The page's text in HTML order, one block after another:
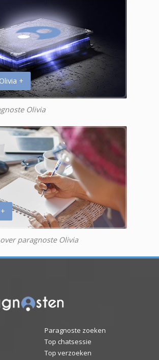
+
Olivia
paragnoste Olivia
Paragnoste zoeken
Top chatsessie
Top verzoeken